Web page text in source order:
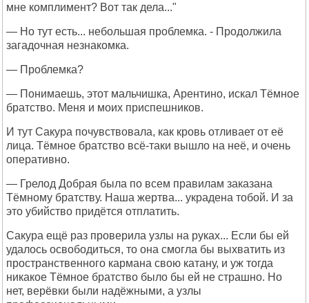
мне комплимент? Вот так дела..."
— Но тут есть... небольшая проблемка. - Продолжила
загадочная незнакомка.
— Проблемка?
— Понимаешь, этот мальчишка, Арентино, искал Тёмное
братство. Меня и моих приспешников.
И тут Сакура почувствовала, как кровь отливает от её
лица. Тёмное братство всё-таки вышло на неё, и очень
оперативно.
— Грелод Добрая была по всем правилам заказана
Тёмному братству. Наша жертва... украдена тобой. И за
это убийство придётся отплатить.
Сакура ещё раз проверила узлы на руках... Если бы ей
удалось освободиться, то она смогла бы выхватить из
пространственного кармана свою катану, и уж тогда
никакое Тёмное братство было бы ей не страшно. Но
нет, верёвки были надёжными, а узлы